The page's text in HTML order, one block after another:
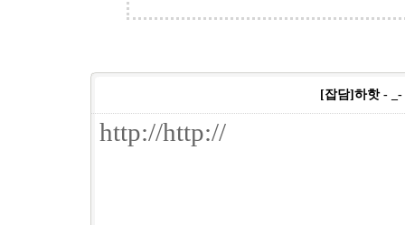
[잡담]하핫 -
http://http://